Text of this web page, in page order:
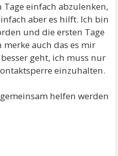
einfach abzulenken,
aber es hilft. Ich bin
und die ersten Tage
merke auch das es mir
geht, ich muss nur
einzuhalten.
helfen werden